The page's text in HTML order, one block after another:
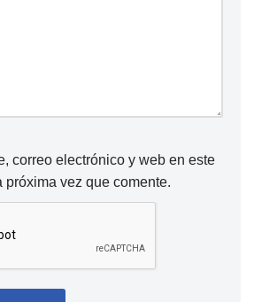
correo electrónico y web en este
próxima vez que comente.